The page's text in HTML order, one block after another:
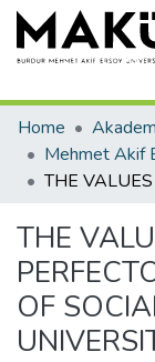
Home
THE
OF